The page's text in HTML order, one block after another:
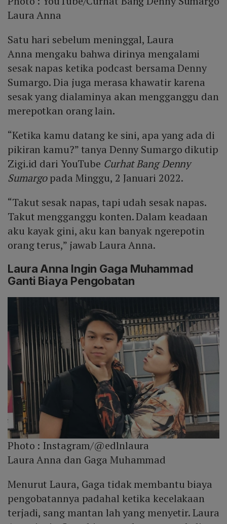
Laura Anna
Satu hari sebelum meninggal, Laura
Anna mengaku bahwa dirinya mengalami
sesak napas ketika podcast bersama Denny
Sumargo. Dia juga merasa khawatir karena
sesak yang dialaminya akan mengganggu dan
merepotkan orang lain.
“Ketika kamu datang ke sini, apa yang ada di
pikiran kamu?” tanya Denny Sumargo dikutip
Zigi.id dari YouTube Curhat Bang Denny
Sumargopada Minggu, 2 Januari 2022.
“Takut sesak napas, tapi udah sesak napas.
Takut mengganggu konten. Dalam keadaan
aku kayak gini, aku kan banyak ngerepotin
orang terus,” jawab Laura Anna.
Laura Anna Ingin Gaga Muhammad
Ganti Biaya Pengobatan
Photo : Instagram/@edlnlaura
Laura Anna dan Gaga Muhammad
Menurut Laura, Gaga tidak membantu biaya
pengobatannya padahal ketika kecelakaan
terjadi, sang mantan lah yang menyetir. Laura